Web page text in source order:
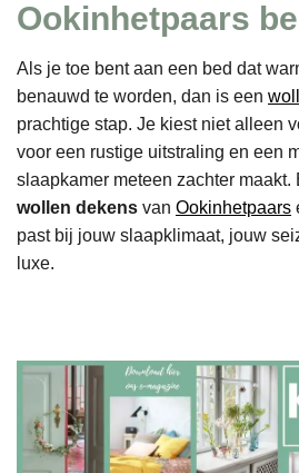
Ookinhetpaars
Als je toe bent aan een bed dat
benauwd te worden, dan is een
prachtige stap. Je kiest niet alleen
voor een rustige uitstraling en een
slaapkamer meteen zachter
wollen dekens van Ookinhetpaars
past bij jouw slaapklimaat, jouw
luxe.